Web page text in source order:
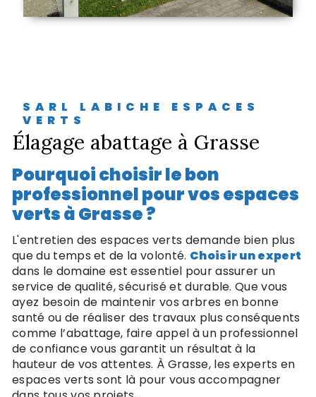
SARL LABICHE ESPACES
VERTS
élagage abattage à Grasse
Pourquoi choisir le bon
professionnel pour vos espaces
verts à Grasse ?
L'entretien des espaces verts demande bien plus
que du temps et de la volonté. Choisir un expert
dans le domaine est essentiel pour assurer un
service de qualité, sécurisé et durable. Que vous
ayez besoin de maintenir vos arbres en bonne
santé ou de réaliser des travaux plus conséquents
comme l’abattage, faire appel à un professionnel
de confiance vous garantit un résultat à la
hauteur de vos attentes. À Grasse, les experts en
espaces verts sont là pour vous accompagner